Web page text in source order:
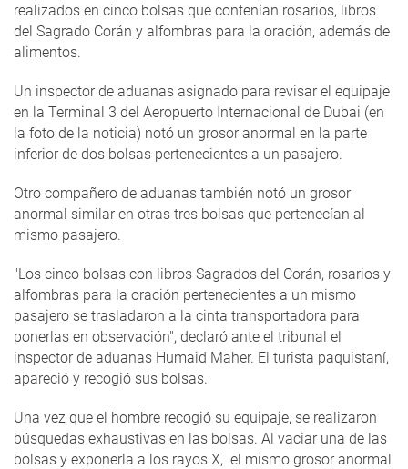
realizados en cinco bolsas que contenían rosarios, libros
del Sagrado Corán y alfombras para la oración, además de
alimentos.
Un inspector de aduanas asignado para revisar el equipaje
en la Terminal 3 del Aeropuerto Internacional de Dubai (en
la foto de la noticia) notó un grosor anormal en la parte
inferior de dos bolsas pertenecientes a un pasajero.
Otro compañero de aduanas también notó un grosor
anormal similar en otras tres bolsas que pertenecían al
mismo pasajero.
"Los cinco bolsas con libros Sagrados del Corán, rosarios y
alfombras para la oración pertenecientes a un mismo
pasajero se trasladaron a la cinta transportadora para
ponerlas en observación", declaró ante el tribunal el
inspector de aduanas Humaid Maher. El turista paquistaní,
apareció y recogió sus bolsas.
Una vez que el hombre recogió su equipaje, se realizaron
búsquedas exhaustivas en las bolsas. Al vaciar una de las
bolsas y exponerla a los rayos X, el mismo grosor anormal